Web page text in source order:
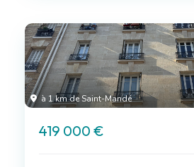
à 1 km de Saint-Mandé
419 000 €